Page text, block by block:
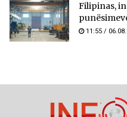
Filipinas,
11:55 /